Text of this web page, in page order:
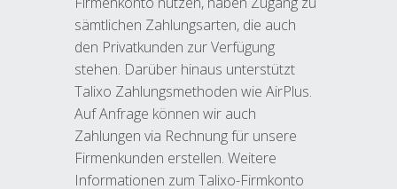
sämtlichen Zahlungsarten, die auch
den Privatkunden zur Verfügung
stehen. Darüber hinaus unterstützt
Talixo Zahlungsmethoden wie AirPlus.
Auf Anfrage können wir auch
Zahlungen via Rechnung für unsere
Firmenkunden erstellen. Weitere
Informationen zum Talixo-Firmkonto